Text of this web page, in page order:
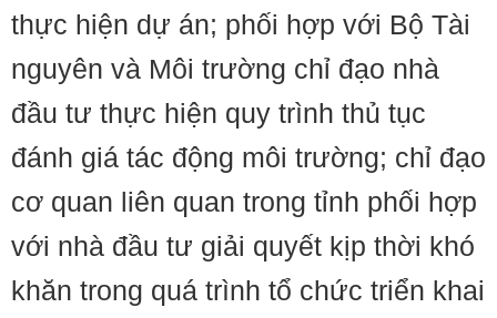
thực hiện dự án; phối hợp với Bộ Tài
nguyên và Môi trường chỉ đạo nhà
đầu tư thực hiện quy trình thủ tục
đánh giá tác động môi trường; chỉ đạo
cơ quan liên quan trong tỉnh phối hợp
với nhà đầu tư giải quyết kịp thời khó
khăn trong quá trình tổ chức triển khai